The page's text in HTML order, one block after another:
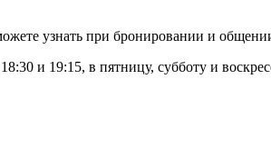
узнать при бронировании и
и 19:15, в пятницу, субботу и